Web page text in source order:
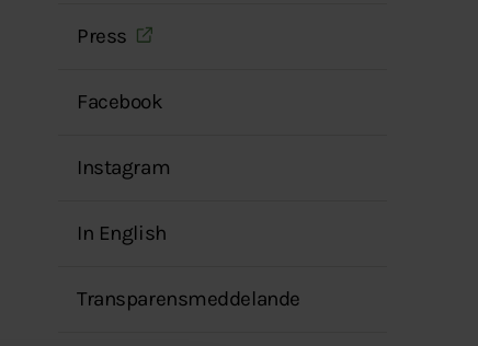
Press
Facebook
Instagram
In English
Transparensmeddelande